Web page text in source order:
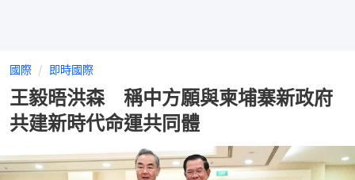
國際 即時國際
王毅晤洪森 稱中方願與柬埔寨新政府
共建新時代命運共同體